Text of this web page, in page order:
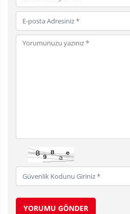
YORUMU GÖNDER